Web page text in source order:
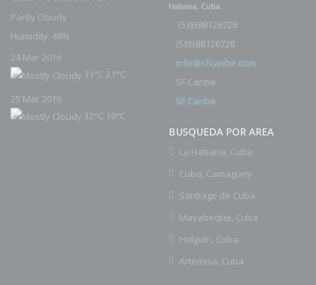
Partly Cloudy
Humidity: 48%
24 Mar 2016
31°C 21°C
25 Mar 2016
32°C 19°C
Habana, Cuba.
(53)588126728
(53)588126728
info@sfcaribe.com
SF Caribe
SF Caribe
BUSQUEDA POR AREA
La Habana, Cuba
Cuba, Camagüey
Santiago de Cuba
Mayabeque, Cuba
Holguín, Cuba
Artemisa, Cuba